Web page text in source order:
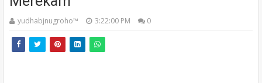
yudhabjnugroho™️ 3:22:00 PM 0